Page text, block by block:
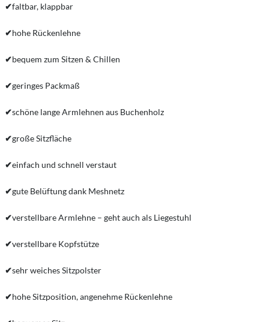
✔faltbar, klappbar
✔hohe Rückenlehne
✔bequem zum Sitzen & Chillen
✔geringes Packmaß
✔schöne lange Armlehnen aus Buchenholz
✔große Sitzfläche
✔einfach und schnell verstaut
✔gute Belüftung dank Meshnetz
✔verstellbare Armlehne – geht auch als Liegestuhl
✔verstellbare Kopfstütze
✔sehr weiches Sitzpolster
✔hohe Sitzposition, angenehme Rückenlehne